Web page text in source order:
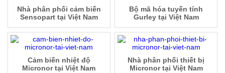
Nhà phân phối cảm biến
Sensopart tại Việt Nam
Bộ mã hóa tuyến tính
Gurley tại Việt Nam
Cảm biến nhiệt độ
Micronor tại Việt Nam
Nhà phân phối thiết bị
Micronor tại Việt Nam